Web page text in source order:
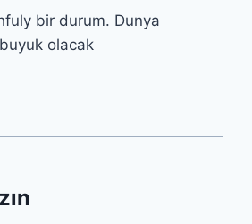
bir durum. Dunya
olacak